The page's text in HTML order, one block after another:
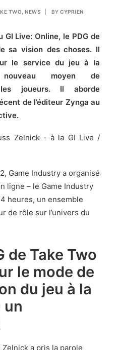
TWO NEWS BY CYPRIEN
Live: Online, le PDG de
sa vision des choses. Il
le service du jeu à la
nouveau moyen de
les joueurs. Il aborde
de l’éditeur Zynga au
Game Industry a organisé
ligne – le Game Industry
heures, un ensemble
de rôle sur l’univers du
de Take Two
le mode de
du jeu à la
un
Zelnick a pris la parole